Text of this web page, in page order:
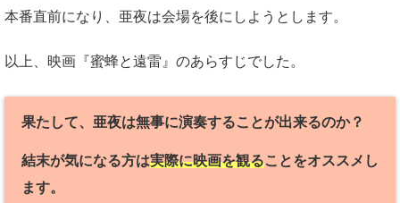
本番直前になり、亜夜は会場を後にしようとします。
以上、映画『蜜蜂と遠雷』のあらすじでした。
果たして、亜夜は無事に演奏することが出来るのか？
結末が気になる方は実際に映画を観ることをオススメし
ます。